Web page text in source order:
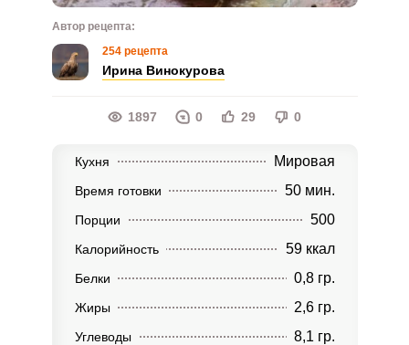
Автор рецепта:
254 рецепта
Ирина Винокурова
1897 0 29 0
Кухня Мировая
Время готовки 50 мин.
Порции 500
Калорийность 59 ккал
Белки 0,8 гр.
Жиры 2,6 гр.
Углеводы 8,1 гр.